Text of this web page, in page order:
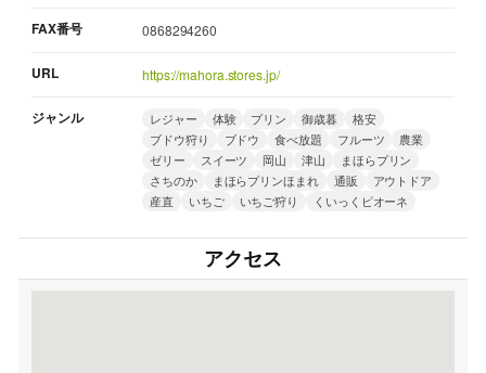
FAX番号 0868294260
URL https://mahora.stores.jp/
ジャンル レジャー 体験 プリン 御歳暮
格安
ブドウ狩り
ブドウ 食べ放題 フルーツ
農業
ゼリー
スイーツ 岡山 津山
まほらプリン
さちのか
まほらプリンほまれ 通販
アウトドア
産直
いちご いちご狩り くいっくピオーネ
アクセス